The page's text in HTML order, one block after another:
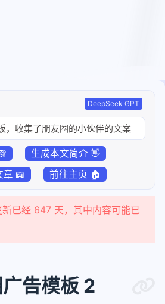
DeepSeek GPT
，收集了朋友圈的小伙伴的文案
生成本文简介 👋
章 📖
前往主页 🏠
已经 647 天，其中内容可能已
告模板 2